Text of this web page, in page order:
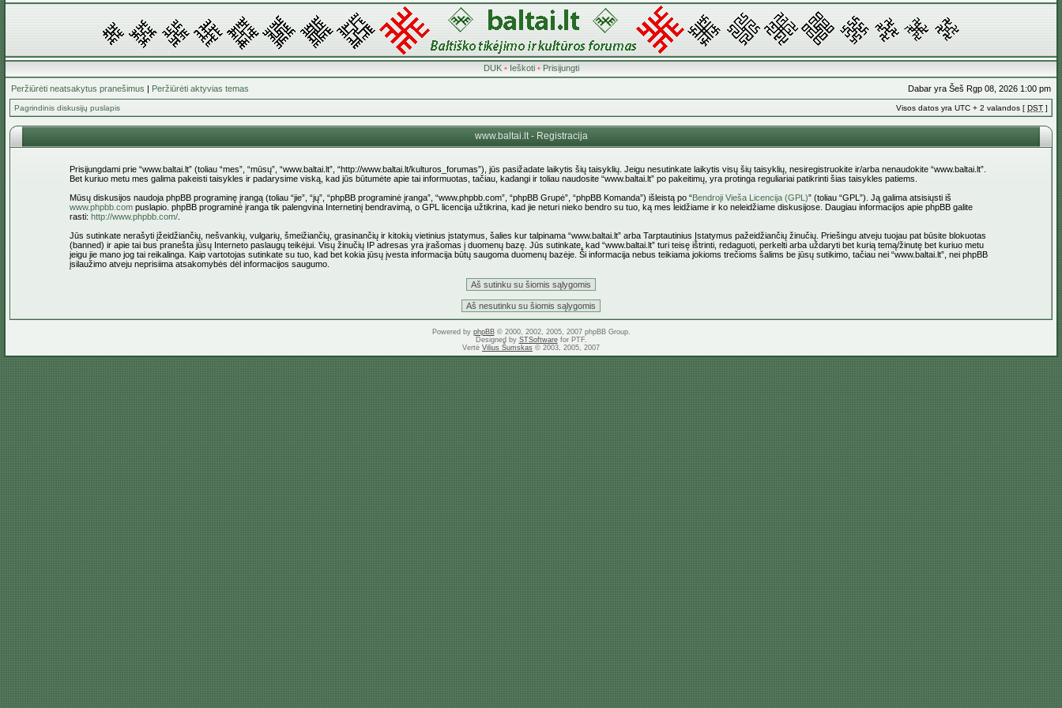
DUK• Ieškoti• Prisijungti
Peržiūrėti neatsakytus pranešimus | Peržiūrėti aktyvias temas Dabar yra Šeš Rgp 08, 2026 1:00 pm
Pagrindinis diskusijų puslapis Visos datos yra UTC + 2 valandos [ DST ]
www.baltai.lt - Registracija
Prisijungdami prie “www.baltai.lt” (toliau “mes”, “mūsų”, “www.baltai.lt”, “http://www.baltai.lt/kulturos_forumas”), jūs pasižadate laikytis šių taisyklių. Jeigu nesutinkate laikytis visų šių taisyklių, nesiregistruokite ir/arba nenaudokite “www.baltai.lt”.
Bet kuriuo metu mes galima pakeisti taisykles ir padarysime viską, kad jūs būtumėte apie tai informuotas, tačiau, kadangi ir toliau naudosite “www.baltai.lt” po pakeitimų, yra protinga reguliariai patikrinti šias taisykles patiems.
Mūsų diskusijos naudoja phpBB programinę įrangą (toliau “jie”, “jų”, “phpBB programinė įranga”, “www.phpbb.com”, “phpBB Grupė”, “phpBB Komanda”) išleistą po “Bendroji Vieša Licencija (GPL)” (toliau “GPL”). Ją galima atsisiųsti iš
www.phpbb.compuslapio. phpBB programinė įranga tik palengvina Internetinį bendravimą, o GPL licencija užtikrina, kad jie neturi nieko bendro su tuo, ką mes leidžiame ir ko neleidžiame diskusijose. Daugiau informacijos apie phpBB galite
rasti: http://www.phpbb.com/.
Jūs sutinkate nerašyti įžeidžiančių, nešvankių, vulgarių, šmeižiančių, grasinančių ir kitokių vietinius įstatymus, šalies kur talpinama “www.baltai.lt” arba Tarptautinius Įstatymus pažeidžiančių žinučių. Priešingu atveju tuojau pat būsite blokuotas
(banned) ir apie tai bus pranešta jūsų Interneto paslaugų teikėjui. Visų žinučių IP adresas yra įrašomas į duomenų bazę. Jūs sutinkate, kad “www.baltai.lt” turi teisę ištrinti, redaguoti, perkelti arba uždaryti bet kurią temą/žinutę bet kuriuo metu
jeigu jie mano jog tai reikalinga. Kaip vartotojas sutinkate su tuo, kad bet kokia jūsų įvesta informacija būtų saugoma duomenų bazėje. Ši informacija nebus teikiama jokioms trečioms šalims be jūsų sutikimo, tačiau nei “www.baltai.lt”, nei phpBB
įsilaužimo atveju neprisiima atsakomybės dėl informacijos saugumo.
Powered by phpBB© 2000, 2002, 2005, 2007 phpBB Group.
Designed by STSoftwarefor PTF.
Vertė Vilius Šumskas © 2003, 2005, 2007